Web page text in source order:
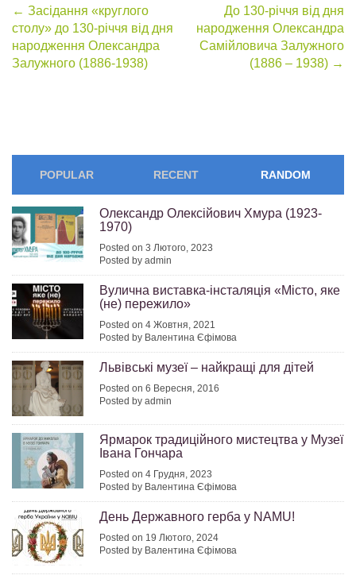
Post
navigation
← Засідання «круглого
столу» до 130-річчя від дня
народження Олександра
Залужного (1886-1938)
До 130-річчя від дня
народження Олександра
Самійловича Залужного
(1886 – 1938) →
POPULAR RECENT RANDOM
Олександр Олексійович Хмура (1923-
1970)
Posted on 3 Лютого, 2023
Posted by admin
Вулична виставка-інсталяція «Місто, яке
(не) пережило»
Posted on 4 Жовтня, 2021
Posted by Валентина Єфімова
Львівські музеї – найкращі для дітей
Posted on 6 Вересня, 2016
Posted by admin
Ярмарок традиційного мистецтва у Музеї
Івана Гончара
Posted on 4 Грудня, 2023
Posted by Валентина Єфімова
День Державного герба у NAMU!
Posted on 19 Лютого, 2024
Posted by Валентина Єфімова